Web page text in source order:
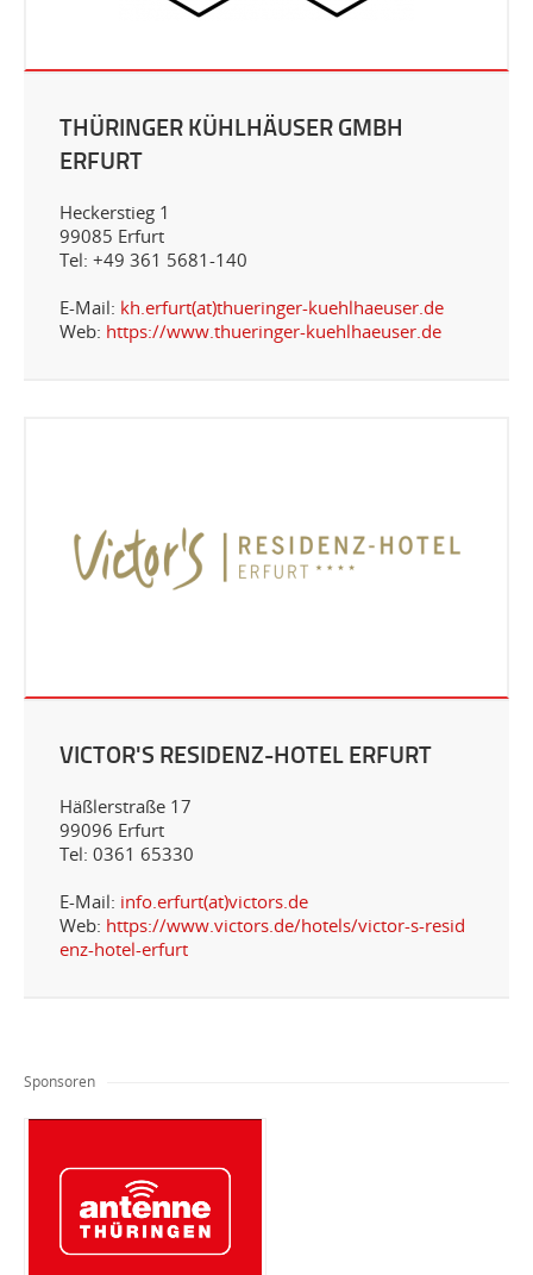
THÜRINGER KÜHLHÄUSER GMBH
ERFURT
Heckerstieg 1
99085 Erfurt
Tel: +49 361 5681-140
E-Mail: kh.erfurt(at)thueringer-kuehlhaeuser.de
Web: https://www.thueringer-kuehlhaeuser.de
VICTOR'S RESIDENZ-HOTEL ERFURT
Häßlerstraße 17
99096 Erfurt
Tel: 0361 65330
E-Mail: info.erfurt(at)victors.de
Web: https://www.victors.de/hotels/victor-s-resid
enz-hotel-erfurt
Sponsoren